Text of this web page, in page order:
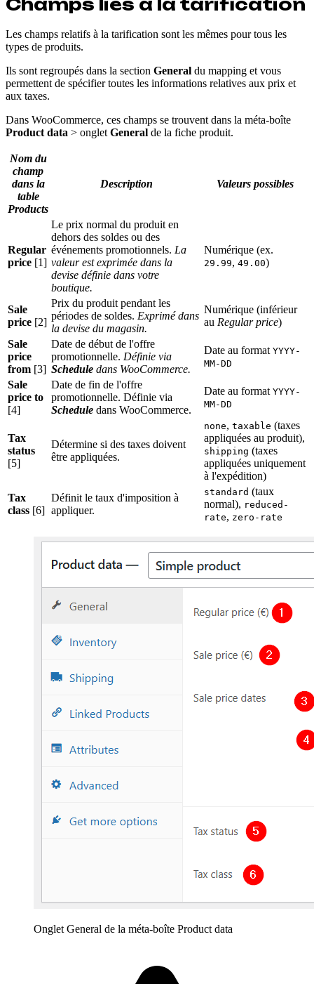
Les champs relatifs à la tarification sont les mêmes pour tous les
types de produits.
Ils sont regroupés dans la section General du mapping et vous
permettent de spécifier toutes les informations relatives aux prix et
aux taxes.
Dans WooCommerce, ces champs se trouvent dans la méta-boîte
Product data > ongletGeneral de la fiche produit.
Nom du
champ
dans la
table
Products
Description Valeurs possibles
Regular
price [1]
Le prix normal du produit en
dehors des soldes ou des
événements promotionnels. La
valeur est exprimée dans la
devise définie dans votre
boutique.
Numérique (ex.
29.99, 49.00)
Sale
price [2]
Prix du produit pendant les
périodes de soldes. Exprimé dans
la devise du magasin.
Numérique (inférieur
au Regular price)
Sale
price
from [3]
Date de début de l'offre
promotionnelle. Définie via
Schedule dans WooCommerce.
Date au format YYYY-
MM-DD
Sale
price to
[4]
Date de fin de l'offre
promotionnelle. Définie via
Schedule dans WooCommerce.
Date au format YYYY-
MM-DD
Tax
status
[5]
Détermine si des taxes doivent
être appliquées.
none, taxable (taxes
appliquées au produit),
shipping (taxes
appliquées uniquement
à l'expédition)
Tax
class [6]
Définit le taux d'imposition à
appliquer.
standard (taux
normal), reduced-
rate, zero-rate
Onglet General de la méta-boîte Product data